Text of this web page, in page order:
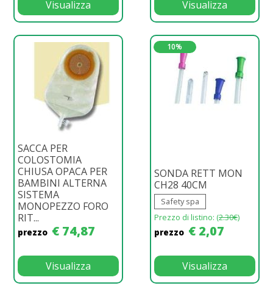
Visualizza Visualizza
SACCA PER
COLOSTOMIA
CHIUSA OPACA PER
BAMBINI ALTERNA
SISTEMA
MONOPEZZO FORO
RIT...
prezzo € 74,87
Visualizza
10%
SONDA RETT MON
CH28 40CM
Safety spa
Prezzo di listino: (2.30€)
prezzo € 2,07
Visualizza